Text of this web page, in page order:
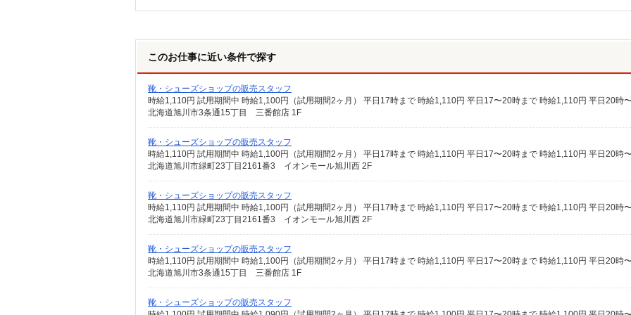
このお仕事に近い条件で探す
靴・シューズショップの販売スタッフ
北海道旭川市3条通15丁目 三番館店 1F
靴・シューズショップの販売スタッフ
北海道旭川市緑町23丁目2161番3 イオンモール旭川西 2F
靴・シューズショップの販売スタッフ
北海道旭川市緑町23丁目2161番3 イオンモール旭川西 2F
靴・シューズショップの販売スタッフ
北海道旭川市3条通15丁目 三番館店 1F
靴・シューズショップの販売スタッフ